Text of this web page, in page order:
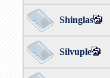
Shinglas
Silvuple